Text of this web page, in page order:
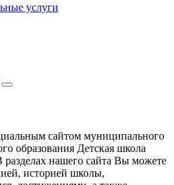
услуги
сайтом муниципального
образования Детская школа
разделах нашего сайта Вы можете
историей школы,